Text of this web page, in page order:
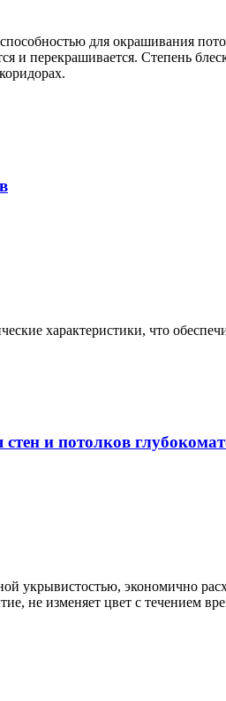
для окрашивания
и перекрашивается. Степень
характеристики, что
и потолков
укрывистостью, экономично
не изменяет цвет с течением